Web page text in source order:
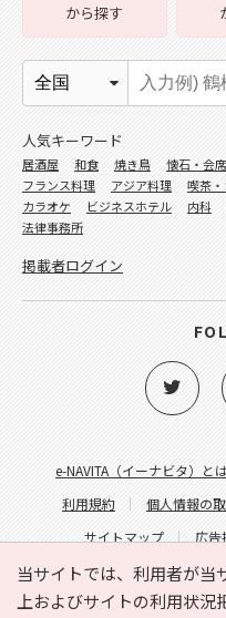
当サイトでは、利用者が当
上およびサイトの利用状況
e-NAVITA（イーナビタ）と
利用規約
個人情報の
サイトマップ
広告
サイトの内
から探す
人気キーワード
居酒屋 和食 焼き鳥 懐石・会
フランス料理
アジア料理 喫茶・
カラオケ
ビジネスホテル 内科
法律事務所
掲載者ログイン